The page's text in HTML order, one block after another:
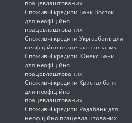
працевлаштованих
Споживчі кредити Банк Восток
для неофіційно
працевлаштованих
Споживчі кредити Укргазбанк для
неофіційно працевлаштованих
Споживчі кредити Юнекс Банк
для неофіційно
працевлаштованих
Споживчі кредити Кристалбанк
для неофіційно
працевлаштованих
Споживчі кредити Радабанк для
неофіційно працевлаштованих